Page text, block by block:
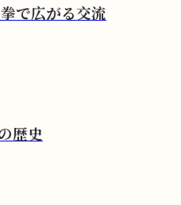
で広がる交流
歴史